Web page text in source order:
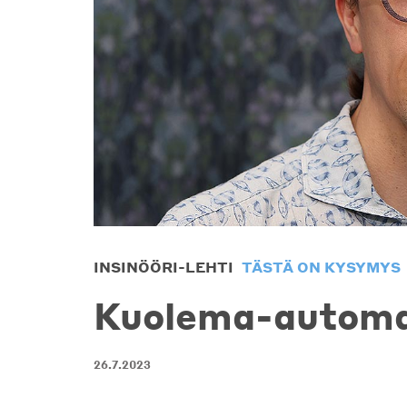
INSINÖÖRI-LEHTI TÄSTÄ ON KYSYMYS
Kuolema-
26.7.2023